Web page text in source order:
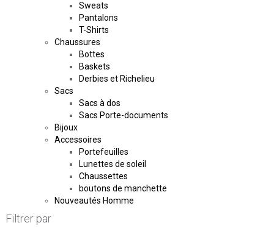
Sweats
Pantalons
T-Shirts
Chaussures
Bottes
Baskets
Derbies et Richelieu
Sacs
Sacs à dos
Sacs Porte-documents
Bijoux
Accessoires
Portefeuilles
Lunettes de soleil
Chaussettes
boutons de manchette
Nouveautés Homme
Filtrer par